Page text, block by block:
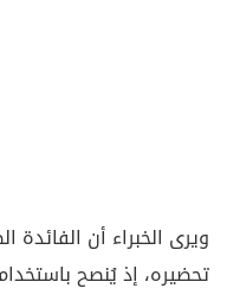
ويرى الخبراء أن
تحضيره، إذ يُنصح